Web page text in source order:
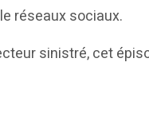
réseaux sociaux.
sinistré, cet